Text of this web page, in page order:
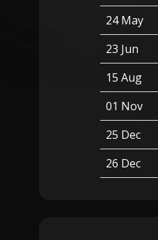
24 May
23 Jun
15 Aug
01 Nov
25 Dec
26 Dec